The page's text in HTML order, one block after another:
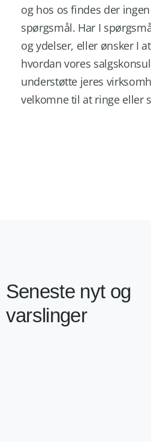
og hos os findes der
spørgsmål. Har I
og ydelser, eller ønsker I
hvordan vores
understøtte jeres
velkomne til at ringe eller
Seneste nyt og
varslinger